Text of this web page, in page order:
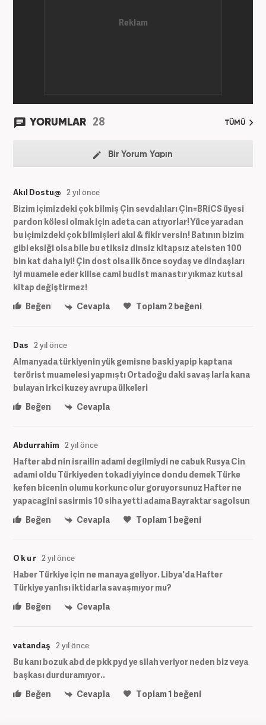
YORUMLAR 28 TÜMÜ
Bir Yorum Yapın
Akıl Dostu@ 2 yıl önce
Bizim içimizdeki çok bilmiş Çin sevdalıları Çin=BRiCS üyesi
pardon kölesi olmak için adeta can atıyorlar! Yüce yaradan
bu içimizdeki çok bilmişleri akıl & fikir versin! Batının bizim
gibi eksiği olsa bile bu etiksiz dinsiz kitapsız ateisten 100
bin kat daha iyi! Çin dost olsa ilk önce soydaş ve dindaşları
iyi muamele eder kilise cami budist manastır yıkmaz kutsal
kitap değiştirmez!
Beğen
Cevapla Toplam2beğeni
Das 2 yıl önce
Almanyada türkiyenin yük gemisne baski yapip kaptana
terörist muamelesi yapmıştı Ortadoğu daki savaş larla kana
bulayan irkci kuzey avrupa ülkeleri
Beğen
Cevapla
Abdurrahim 2 yıl önce
Hafter abd nin israilin adami degilmiydi ne cabuk Rusya Cin
adami oldu Türkiyeden tokadi yiyince dondu demek Türke
kefen bicenin olumu korkunc olur goruyorsunuz Hafter ne
yapacagini sasirmis 10 siha yetti adama Bayraktar sagolsun
Beğen
Cevapla Toplam1 beğeni
O k u r 2 yıl önce
Haber Türkiye için ne manaya geliyor. Libya'da Hafter
Türkiye yanlısı iktidarla savaşmıyor mu?
Beğen
Cevapla
vatandaş 2 yıl önce
Bu kanı bozuk abd de pkk pyd ye silah veriyor neden biz veya
başkası durduramıyor..
Beğen
Cevapla Toplam1 beğeni